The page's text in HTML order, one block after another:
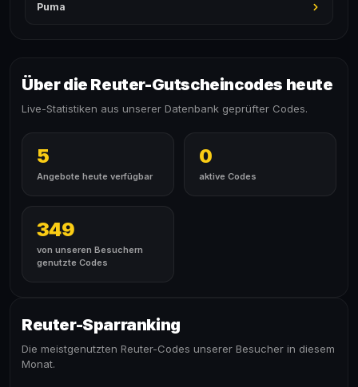
Puma
Über die Reuter-Gutscheincodes heute
Live-Statistiken aus unserer Datenbank geprüfter Codes.
5
Angebote heute verfügbar
0
aktive Codes
349
von unseren Besuchern
genutzte Codes
Reuter-Sparranking
Die meistgenutzten Reuter-Codes unserer Besucher in diesem
Monat.